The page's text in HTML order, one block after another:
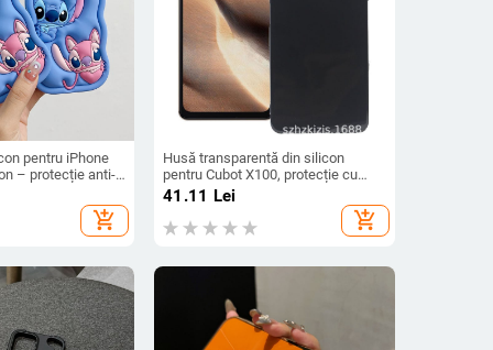
pentru iPhone
– protecție anti-
compatibilă cu
add_shopping_cart
Husă transparentă din silicon
pentru Cubot X100, protecție cu
acoperire totală
41.11 Lei
add_shopping_cart